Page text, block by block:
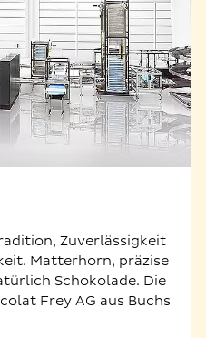
Zuverlässigkeit
Matterhorn, präzise
Schokolade. Die
Frey AG aus Buchs